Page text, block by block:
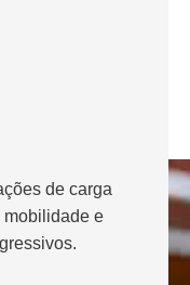
de carga
mobilidade e